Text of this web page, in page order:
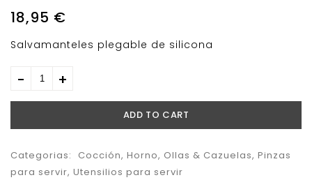
18,95 €
Salvamanteles plegable de silicona
ADD TO CART
Categorias: Cocción, Horno, Ollas & Cazuelas, Pinzas
para servir, Utensilios para servir